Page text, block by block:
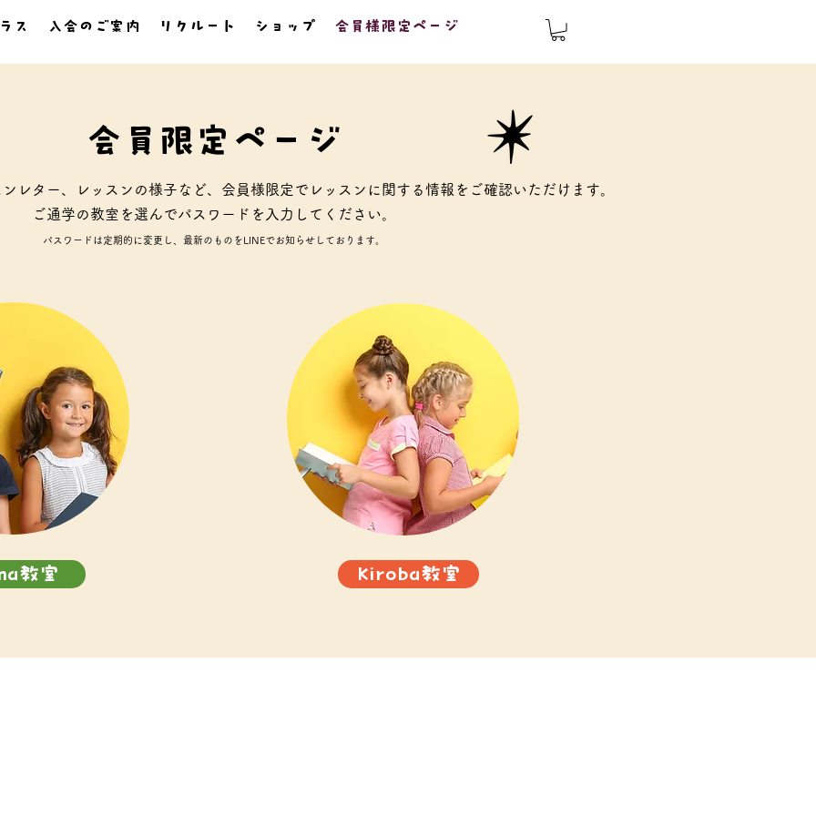
ス 入会のご案内 リクルート ショップ 会員様限定ページ
会員限定ページ
レター、レッスンの様子など、会員様限定でレッスンに関する情報をご確認いただけます。
ご通学の教室を選んでパスワードを入力してください。
パスワードは定期的に変更し、最新のものをLINEでお知らせしております。
教室 Kiroba教室